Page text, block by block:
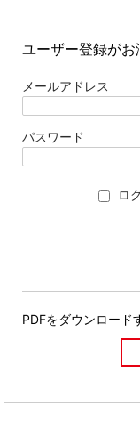
ユーザー登録がお
メールアドレス
パスワード
ロ
PDFをダウンロード